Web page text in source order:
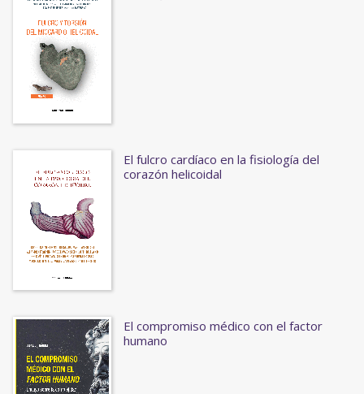
El fulcro cardíaco en la fisiología del
corazón helicoidal
El compromiso médico con el factor
humano